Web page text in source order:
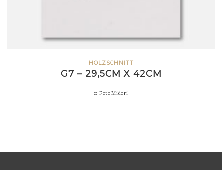
HOLZSCHNITT
G7 – 29,5CM X 42CM
© Foto Midori